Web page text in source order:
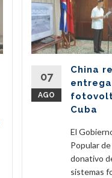
07
AGO
China
Cuba
El
Popular
donativo
sistemas